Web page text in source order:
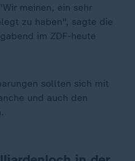
meinen, ein sehr
zu haben", sagte die
im ZDF-heute
sollten sich mit
und auch den